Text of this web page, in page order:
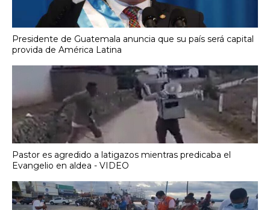
Presidente de Guatemala anuncia que su país será capital
provida de América Latina
Pastor es agredido a latigazos mientras predicaba el
Evangelio en aldea - VIDEO